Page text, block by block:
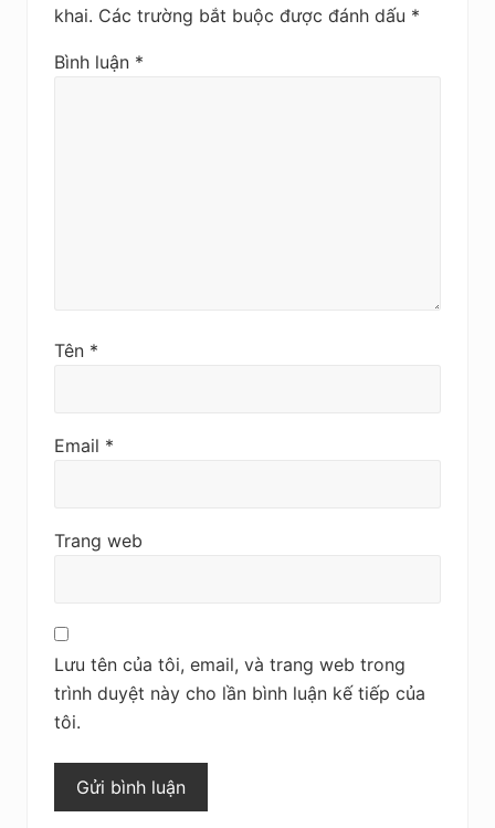
khai. Các trường bắt buộc được đánh dấu *
Bình luận *
Tên *
Email *
Trang web
Lưu tên của tôi, email, và trang web trong
trình duyệt này cho lần bình luận kế tiếp của
tôi.